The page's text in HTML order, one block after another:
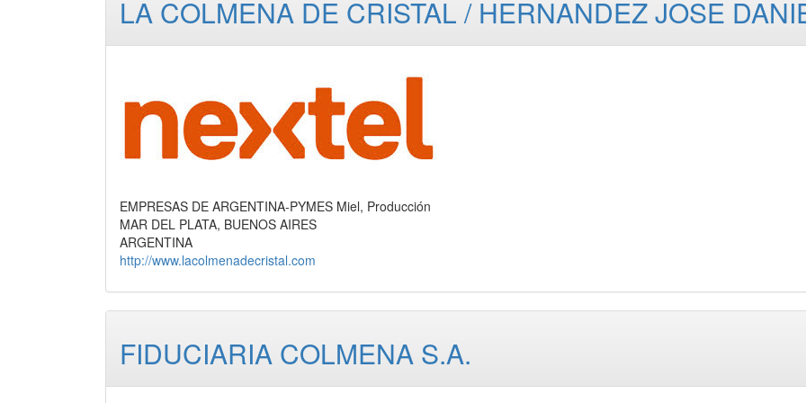
LA COLMENA DE CRISTAL / HERNANDEZ JOSE
EMPRESAS DE ARGENTINA-PYMES Miel, Producción
MAR DEL PLATA, BUENOS AIRES
ARGENTINA
http://www.lacolmenadecristal.com
FIDUCIARIA COLMENA S.A.